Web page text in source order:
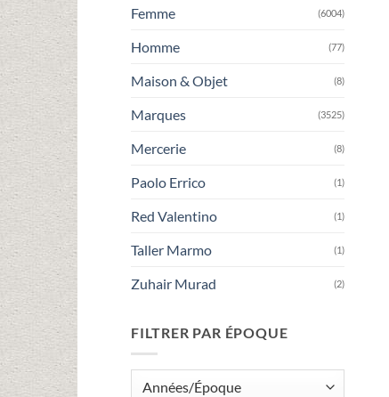
Femme (6004)
Homme (77)
Maison & Objet (8)
Marques (3525)
Mercerie (8)
Paolo Errico (1)
Red Valentino (1)
Taller Marmo (1)
Zuhair Murad (2)
FILTRER PAR ÉPOQUE